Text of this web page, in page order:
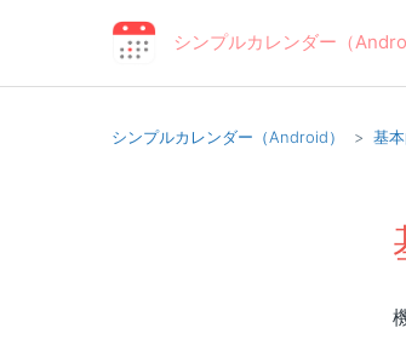
シンプルカレンダー（
シンプルカレンダー（Android） 基